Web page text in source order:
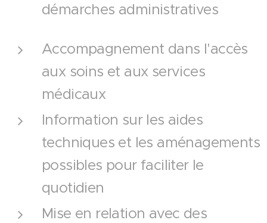
démarches administratives
Accompagnement dans l'accès
aux soins et aux services
médicaux
Information sur les aides
techniques et les aménagements
possibles pour faciliter le
quotidien
Mise en relation avec des